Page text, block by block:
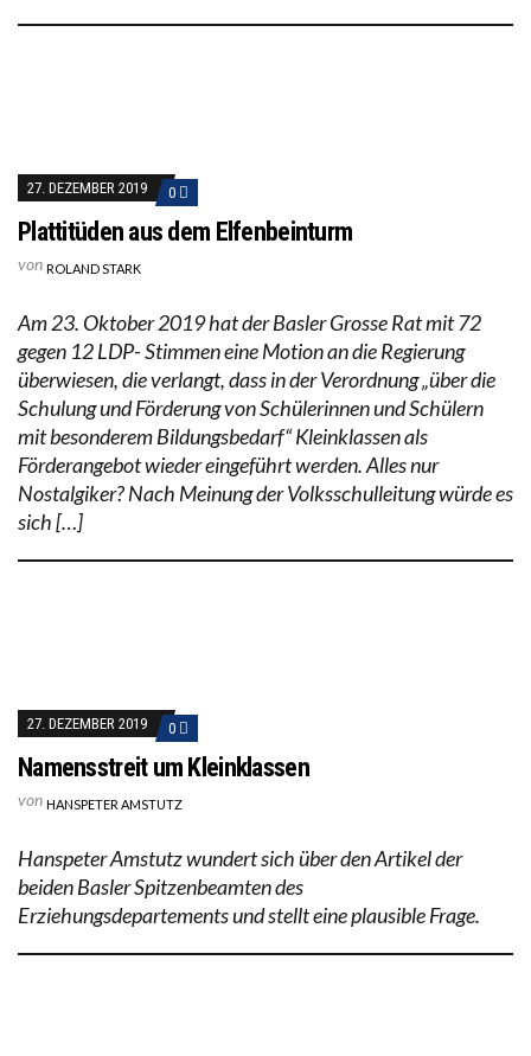
27. DEZEMBER 2019 0
Plattitüden aus dem Elfenbeinturm
von ROLAND STARK
Am 23. Oktober 2019 hat der Basler Grosse Rat mit 72
gegen 12 LDP- Stimmen eine Motion an die Regierung
überwiesen, die verlangt, dass in der Verordnung „über die
Schulung und Förderung von Schülerinnen und Schülern
mit besonderem Bildungsbedarf“ Kleinklassen als
Förderangebot wieder eingeführt werden. Alles nur
Nostalgiker? Nach Meinung der Volksschulleitung würde es
sich […]
27. DEZEMBER 2019 0
Namensstreit um Kleinklassen
von HANSPETER AMSTUTZ
Hanspeter Amstutz wundert sich über den Artikel der
beiden Basler Spitzenbeamten des
Erziehungsdepartements und stellt eine plausible Frage.